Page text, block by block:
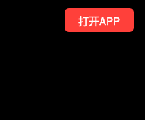
打开APP